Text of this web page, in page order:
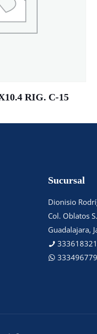
RIG. C-15
Sucursal
Dionisio
Col. Oblatos
Guadalajara,